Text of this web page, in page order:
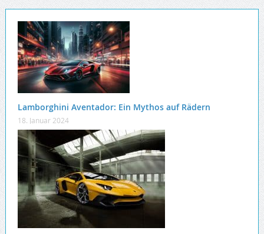
Lamborghini Aventador: Ein Mythos auf Rädern
18. Januar 2024